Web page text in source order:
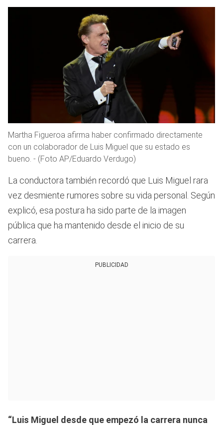
Martha Figueroa afirma haber confirmado directamente
con un colaborador de Luis Miguel que su estado es
bueno. - (Foto AP/Eduardo Verdugo)
La conductora también recordó que Luis Miguel rara
vez desmiente rumores sobre su vida personal. Según
explicó, esa postura ha sido parte de la imagen
pública que ha mantenido desde el inicio de su
carrera.
PUBLICIDAD
“Luis Miguel desde que empezó la carrera nunca